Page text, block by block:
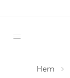
Hem